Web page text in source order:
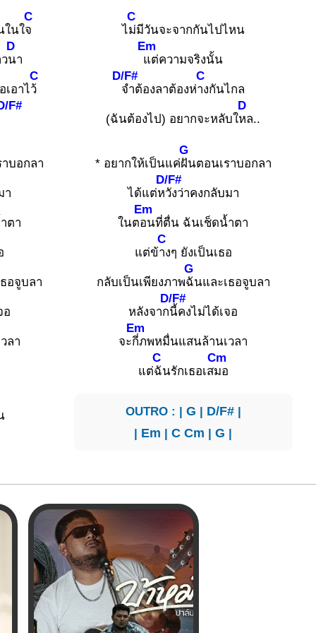
ในใ
C
จ
D
นา
เอาไ
C
ว้
F#
บอกลา
า
ตา
อจูบลา
อ
ลา
ไ
C
ม่มีวันจะจากกันไปไหน
Em
แต่ความจริงนั้น
D/F#
จำต้องลาต้องห่
C
างกันไกล
(ฉันต้องไป) อยากจะหลับใ
D
หล..
* อยากให้เป็นแค่
G
ฝันตอนเราบอกลา
ได้แต่ห
D/F#
วังว่าคงกลับมา
ในต
Em
อนที่ตื่น ฉันเช็ดน้ำตา
แต่ข้
C
างๆ ยังเป็นเธอ
กลับเป็นเพียงภาพ
G
ฉันและเธอจูบลา
หลังจาก
D/F#
นี้คงไม่ได้เจอ
จะ
Em
กี่ภพหมื่นแสนล้านเวลา
แต่
C
ฉันรักเธอเส
Cm
มอ
OUTRO : | G | D/F#|
| Em |C Cm |G |